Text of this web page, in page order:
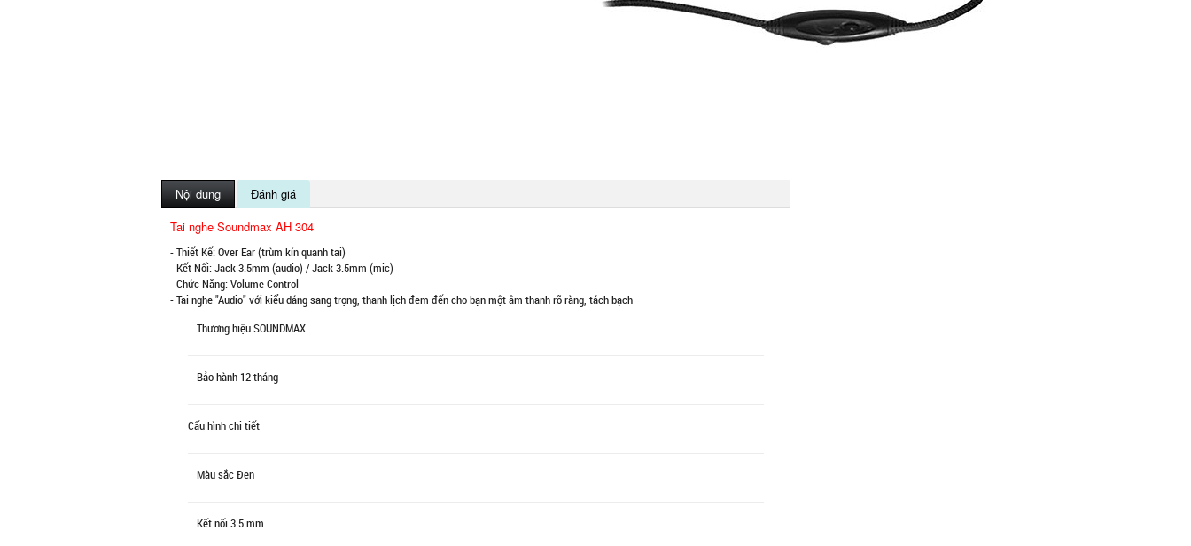
Nội dung
Đánh giá
Tai nghe Soundmax AH 304
- Thiết Kế: Over Ear (trùm kín quanh tai)
- Kết Nối: Jack 3.5mm (audio) / Jack 3.5mm (mic)
- Chức Năng: Volume Control
- Tai nghe "Audio" với kiểu dáng sang trọng, thanh lịch đem đến cho bạn một âm thanh rõ ràng, tách bạch
Thương hiệuSOUNDMAX
Bảo hành 12 tháng
Cấu hình chi tiết
Màu sắcĐen
Kết nối3.5 mm